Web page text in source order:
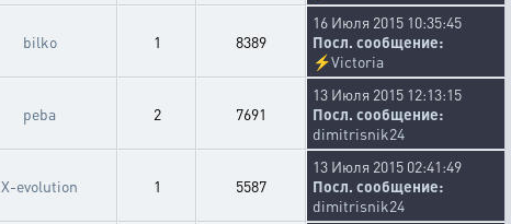
bilko 1 8389
16 Июля 2015 10:35:45
Посл. сообщение:
⚡Victoria
peba 2 7691
13 Июля 2015 12:13:15
Посл. сообщение:
dimitrisnik24
X-evolution 1 5587
13 Июля 2015 02:41:49
Посл. сообщение:
dimitrisnik24